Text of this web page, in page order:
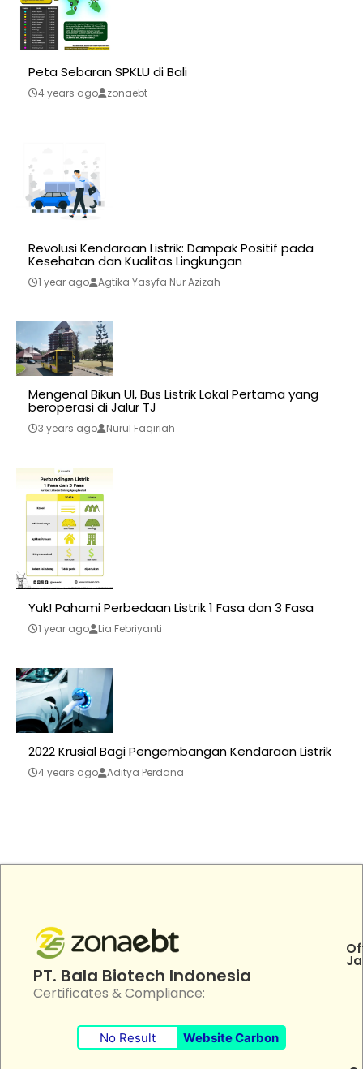
Peta Sebaran SPKLU di Bali
4 years ago zonaebt
Revolusi Kendaraan Listrik: Dampak Positif pada
Kesehatan dan Kualitas Lingkungan
1 year ago Agtika Yasyfa Nur Azizah
Mengenal Bikun UI, Bus Listrik Lokal Pertama yang
beroperasi di Jalur TJ
3 years ago Nurul Faqiriah
Yuk! Pahami Perbedaan Listrik 1 Fasa dan 3 Fasa
1 year ago Lia Febriyanti
2022 Krusial Bagi Pengembangan Kendaraan Listrik
4 years ago Aditya Perdana
PT. Bala Biotech Indonesia
Certificates & Compliance:
No Result Website Carbon